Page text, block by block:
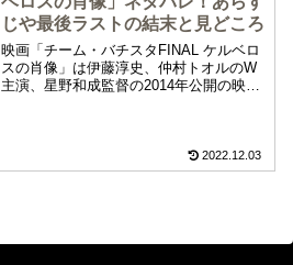
じや最後ラストの結末と見どころ
映画「チーム・バチスタFINAL ケルベロ
スの肖像」は伊藤淳史、仲村トオルのW
主演、星野和成監督の2014年公開の映画
について紹介します。『チーム・バチス
タシリーズ』の最終章、日本初のAiセン
2022.12.03